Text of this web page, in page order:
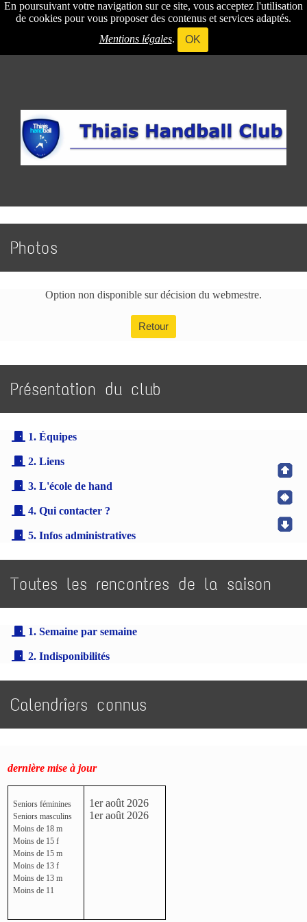
En poursuivant votre navigation sur ce site, vous acceptez l'utilisation
de cookies pour vous proposer des contenus et services adaptés.
Mentions légales. OK
Photos
Option non disponible sur décision du webmestre.
Retour
Présentation du club
1. Équipes
2. Liens
3. L'école de hand
4. Qui contacter ?
5. Infos administratives
Toutes les rencontres de la saison
1. Semaine par semaine
2. Indisponibilités
Calendriers connus
dernière mise à jour
Seniors féminines
Seniors masculins
Moins de 18 m
Moins de 15 f
Moins de 15 m
Moins de 13 f
Moins de 13 m
Moins de 11
1er août 2026
1er août 2026